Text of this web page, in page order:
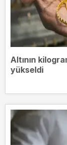
Altının
yükseldi